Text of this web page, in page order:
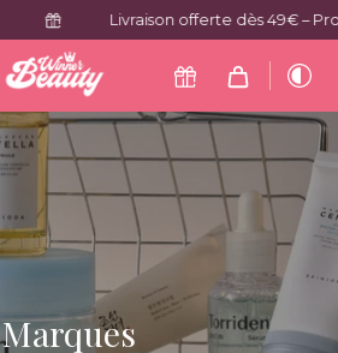
Livraison offerte dès 49€ –
Marques